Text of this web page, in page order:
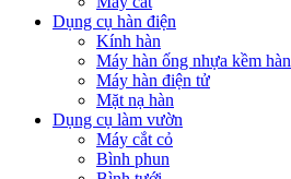
Dụng cụ hàn điện
Kính hàn
Máy hàn ống nhựa kềm hàn
Máy hàn điện tử
Mặt nạ hàn
Dụng cụ làm vườn
Máy cắt cỏ
Bình phun